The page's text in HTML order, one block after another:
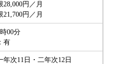
円／月
円／月
00分
有
次11日・二年次12日